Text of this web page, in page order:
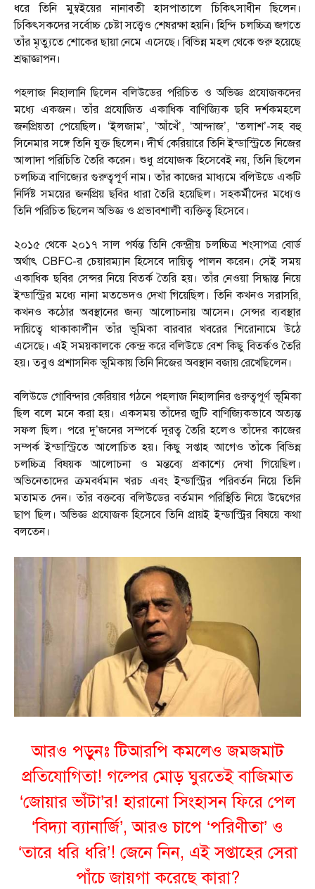
ধরে তিনি মুম্বইয়ের নানাবতী হাসপাতালে চিকিৎসাধীন ছিলেন।
চিকিৎসকদের সর্বোচ্চ চেষ্টা সত্ত্বেও শেষরক্ষা হয়নি। হিন্দি চলচ্চিত্র জগতে
তাঁর মৃত্যুতে শোকের ছায়া নেমে এসেছে। বিভিন্ন মহল থেকে শুরু হয়েছে
শ্রদ্ধাজ্ঞাপন।
পহলাজ নিহালানি ছিলেন বলিউডের পরিচিত ও অভিজ্ঞ প্রযোজকদের
মধ্যে একজন। তাঁর প্রযোজিত একাধিক বাণিজ্যিক ছবি দর্শকমহলে
জনপ্রিয়তা পেয়েছিল। ‘ইলজাম’, ‘আঁখেঁ’, ‘আন্দাজ’, ‘তলাশ’-সহ বহু
সিনেমার সঙ্গে তিনি যুক্ত ছিলেন। দীর্ঘ কেরিয়ারে তিনি ইন্ডাস্ট্রিতে নিজের
আলাদা পরিচিতি তৈরি করেন। শুধু প্রযোজক হিসেবেই নয়, তিনি ছিলেন
চলচ্চিত্র বাণিজ্যের গুরুত্বপূর্ণ নাম। তাঁর কাজের মাধ্যমে বলিউডে একটি
নির্দিষ্ট সময়ের জনপ্রিয় ছবির ধারা তৈরি হয়েছিল। সহকর্মীদের মধ্যেও
তিনি পরিচিত ছিলেন অভিজ্ঞ ও প্রভাবশালী ব্যক্তিত্ব হিসেবে।
২০১৫ থেকে ২০১৭ সাল পর্যন্ত তিনি কেন্দ্রীয় চলচ্চিত্র শংসাপত্র বোর্ড
অর্থাৎ CBFC-র চেয়ারম্যান হিসেবে দায়িত্ব পালন করেন। সেই সময়
একাধিক ছবির সেন্সর নিয়ে বিতর্ক তৈরি হয়। তাঁর নেওয়া সিদ্ধান্ত নিয়ে
ইন্ডাস্ট্রির মধ্যে নানা মতভেদও দেখা গিয়েছিল। তিনি কখনও সরাসরি,
কখনও কঠোর অবস্থানের জন্য আলোচনায় আসেন। সেন্সর ব্যবস্থার
দায়িত্বে থাকাকালীন তাঁর ভূমিকা বারবার খবরের শিরোনামে উঠে
এসেছে। এই সময়কালকে কেন্দ্র করে বলিউডে বেশ কিছু বিতর্কও তৈরি
হয়। তবুও প্রশাসনিক ভূমিকায় তিনি নিজের অবস্থান বজায় রেখেছিলেন।
বলিউডে গোবিন্দার কেরিয়ার গঠনে পহলাজ নিহালানির গুরুত্বপূর্ণ ভূমিকা
ছিল বলে মনে করা হয়। একসময় তাঁদের জুটি বাণিজ্যিকভাবে অত্যন্ত
সফল ছিল। পরে দু’জনের সম্পর্কে দূরত্ব তৈরি হলেও তাঁদের কাজের
সম্পর্ক ইন্ডাস্ট্রিতে আলোচিত হয়। কিছু সপ্তাহ আগেও তাঁকে বিভিন্ন
চলচ্চিত্র বিষয়ক আলোচনা ও মন্তব্যে প্রকাশ্যে দেখা গিয়েছিল।
অভিনেতাদের ক্রমবর্ধমান খরচ এবং ইন্ডাস্ট্রির পরিবর্তন নিয়ে তিনি
মতামত দেন। তাঁর বক্তব্যে বলিউডের বর্তমান পরিস্থিতি নিয়ে উদ্বেগের
ছাপ ছিল। অভিজ্ঞ প্রযোজক হিসেবে তিনি প্রায়ই ইন্ডাস্ট্রির বিষয়ে কথা
বলতেন।
আরও পড়ুনঃটিআরপি কমলেও জমজমাট
প্রতিযোগিতা! গল্পের মোড় ঘুরতেই বাজিমাত
‘জোয়ার ভাঁটা’র! হারানো সিংহাসন ফিরে পেল
‘বিদ্যা ব্যানার্জি’, আরও চাপে ‘পরিণীতা’ ও
‘তারে ধরি ধরি’! জেনে নিন, এই সপ্তাহের সেরা
পাঁচে জায়গা করেছে কারা?